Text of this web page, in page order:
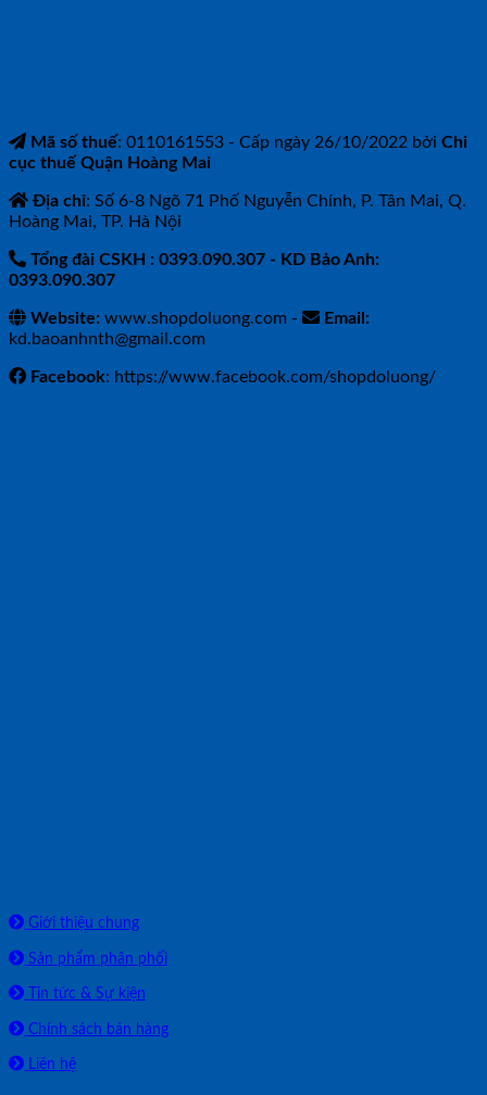
Mã số thuế: 0110161553 - Cấp ngày 26/10/2022 bởi Chi
cục thuế Quận Hoàng Mai
Địa chỉ: Số 6-8 Ngõ 71 Phố Nguyễn Chính, P. Tân Mai, Q.
Hoàng Mai, TP. Hà Nội
Tổng đài CSKH : 0393.090.307 - KD Bảo Anh:
0393.090.307
Website: www.shopdoluong.com -
Email:
kd.baoanhnth@gmail.com
Facebook: https://www.facebook.com/shopdoluong/
Giới thiệu chung
Sản phẩm phân phối
Tin tức & Sự kiện
Chính sách bán hàng
Liên hệ